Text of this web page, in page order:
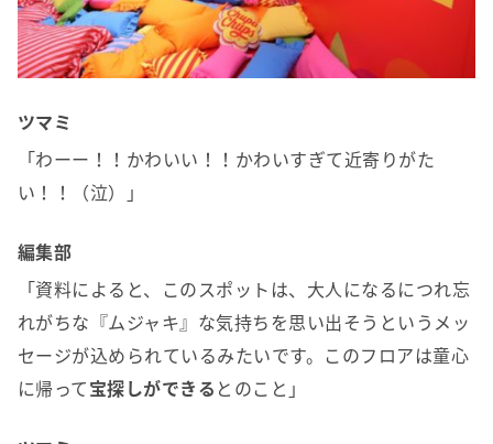
ツマミ
「わーー！！かわいい！！かわいすぎて近寄りがた
い！！（泣）」
編集部
「資料によると、このスポットは、大人になるにつれ忘
れがちな『ムジャキ』な気持ちを思い出そうというメッ
セージが込められているみたいです。このフロアは童心
に帰って宝探しができる とのこと」